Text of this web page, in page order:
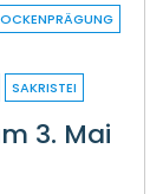
3. Mai